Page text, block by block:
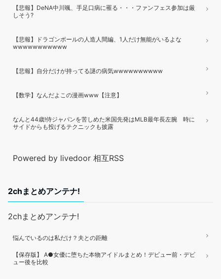
【悲報】DeNA中川颯、手足口病に罹る・・・ファンフェス参加は厳
しそう?
【悲報】ドラゴンボールの人造人間編、1人だけ無能がいるよな
wwwwwwwwwww
【悲報】自分だけが持ってる謎の病気wwwwwwwwww
【数学】なんだよこの漫画www【注意】
なんと44歳!侍ジャパンを苦しめた米国先発はMLB最年長左腕 時に
サイドからも投げるテクニックも披露
Powered by livedoor 相互RSS
2chまとめアンテナ!
2chまとめアンテナ!
悩んでいるのは私だけ？夫との距離
【保存版】 A●女優に堕ちた本物アイドルまとめ！デビュー前・デビ
ュー後を比較